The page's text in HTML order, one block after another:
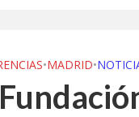
Clausurada la
•MADRID•